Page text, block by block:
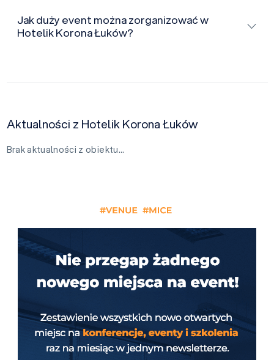
Jak duży event można zorganizować w
Hotelik Korona Łuków?
Aktualności z Hotelik Korona Łuków
Brak aktualności z obiektu…